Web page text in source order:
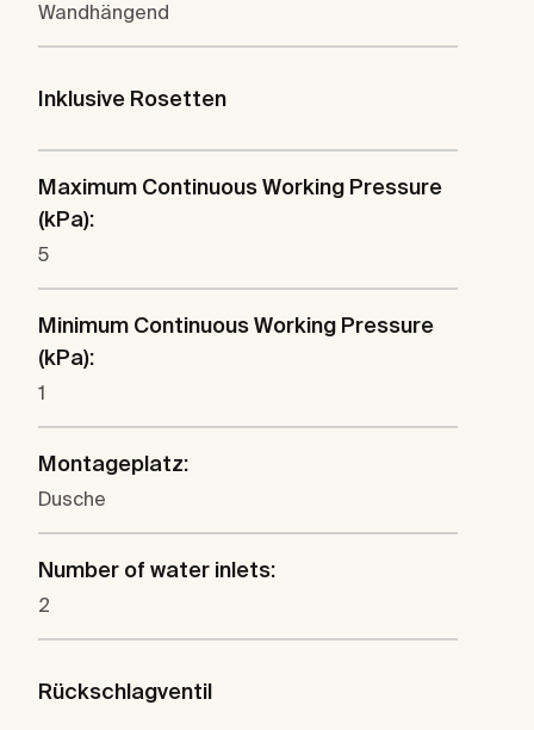
Wandhängend
Inklusive Rosetten
Maximum Continuous Working Pressure
(kPa):
5
Minimum Continuous Working Pressure
(kPa):
1
Montageplatz:
Dusche
Number of water inlets:
2
Rückschlagventil